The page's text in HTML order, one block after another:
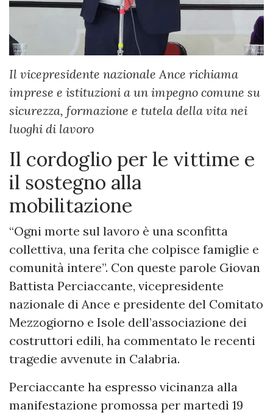
Il vicepresidente nazionale Ance richiama
imprese e istituzioni a un impegno comune su
sicurezza, formazione e tutela della vita nei
luoghi di lavoro
Il cordoglio per le vittime e
il sostegno alla
mobilitazione
“Ogni morte sul lavoro è una sconfitta
collettiva, una ferita che colpisce famiglie e
comunità intere”. Con queste parole Giovan
Battista Perciaccante, vicepresidente
nazionale di Ance e presidente del Comitato
Mezzogiorno e Isole dell’associazione dei
costruttori edili, ha commentato le recenti
tragedie avvenute in Calabria.
Perciaccante ha espresso vicinanza alla
manifestazione promossa per martedì 19